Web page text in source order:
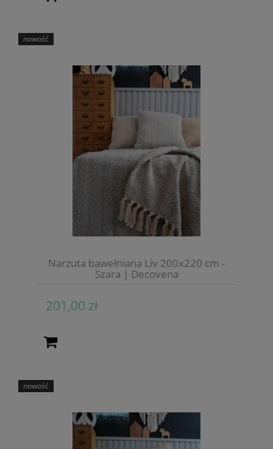
Narzuta bawełniana Liv 200x220 cm -
Szara | Decovena
201,00 zł
nowość
nowość